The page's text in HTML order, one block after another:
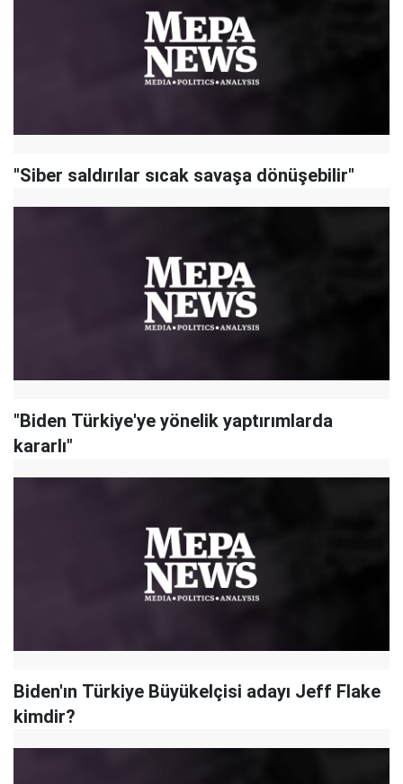
"Siber saldırılar sıcak savaşa dönüşebilir"
"Biden Türkiye'ye yönelik yaptırımlarda
kararlı"
Biden'ın Türkiye Büyükelçisi adayı Jeff Flake
kimdir?